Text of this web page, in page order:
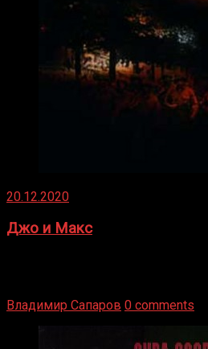
20.12.2020
Джо и Макс
Владимир Сапаров 0 comments